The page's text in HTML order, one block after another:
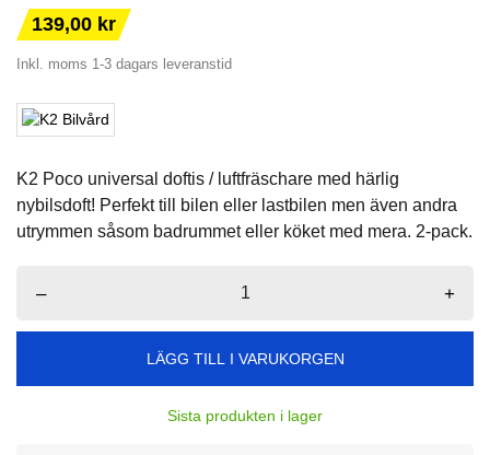
139,00 kr
Inkl. moms 1-3 dagars leveranstid
K2 Poco universal doftis / luftfräschare med härlig
nybilsdoft! Perfekt till bilen eller lastbilen men även andra
utrymmen såsom badrummet eller köket med mera. 2-pack.
– +
LÄGG TILL I VARUKORGEN
Sista produkten i lager